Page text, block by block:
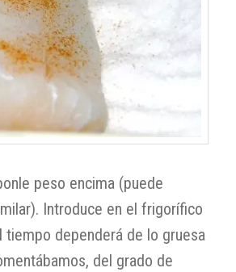
peso encima (puede
Introduce en el frigorífico
tiempo dependerá de lo gruesa
del grado de